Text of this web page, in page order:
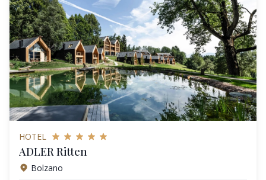
HOTEL
ADLER Ritten
Bolzano